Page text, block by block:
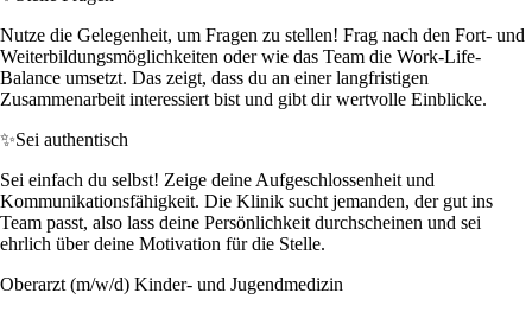
Nutze die Gelegenheit, um Fragen zu stellen! Frag nach den Fort- und
Weiterbildungsmöglichkeiten oder wie das Team die Work-Life-
Balance umsetzt. Das zeigt, dass du an einer langfristigen
Zusammenarbeit interessiert bist und gibt dir wertvolle Einblicke.
✨Sei authentisch
Sei einfach du selbst! Zeige deine Aufgeschlossenheit und
Kommunikationsfähigkeit. Die Klinik sucht jemanden, der gut ins
Team passt, also lass deine Persönlichkeit durchscheinen und sei
ehrlich über deine Motivation für die Stelle.
Oberarzt (m/w/d) Kinder- und Jugendmedizin